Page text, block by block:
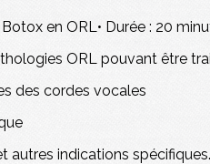
en ORL• Durée : 20
ORL pouvant être
des cordes vocales
autres indications spécifiques.